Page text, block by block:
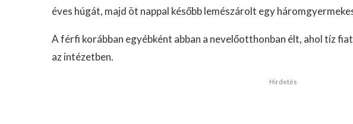
éves húgát, majd öt nappal később lemészárolt egy
A férfi korábban egyébként abban a nevelőotthonban élt, ahol tíz
az intézetben.
Hirdetés